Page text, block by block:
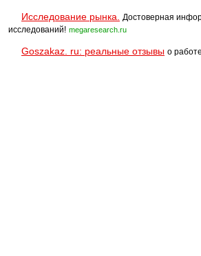
Исследование рынка.
Достоверная
исследований! megaresearch.ru
Goszakaz. ru: реальные отзывы о